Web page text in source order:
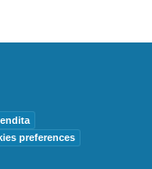
preferences